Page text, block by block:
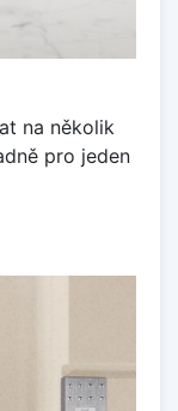
na několik
pro jeden